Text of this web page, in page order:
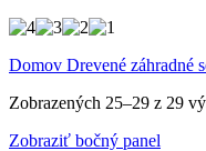
Domov Drevené záhradné
Zobrazených 25–29 z 29
Zobraziť bočný panel